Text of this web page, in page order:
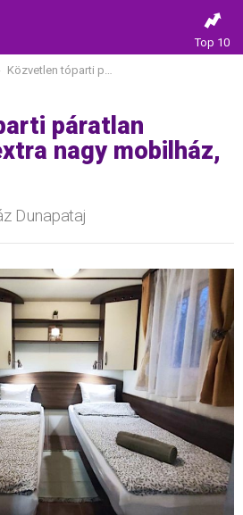
Top 10
Közvetlen tóparti páratlan panorámájú extra nagy mobilház, csónakkal
páratlan
nagy mobilház,
Dunapataj